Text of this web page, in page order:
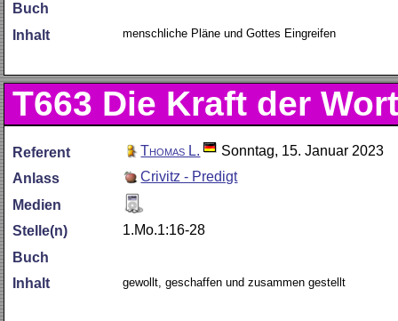
Buch
Inhalt
menschliche Pläne und Gottes Eingreifen
T663 Die Kraft der
Referent Thomas L.
Sonntag, 15. Januar 2023
Anlass
Crivitz - Predigt
Medien
Stelle(n)
1.Mo.1:16-28
Buch
Inhalt
gewollt, geschaffen und zusammen gestellt